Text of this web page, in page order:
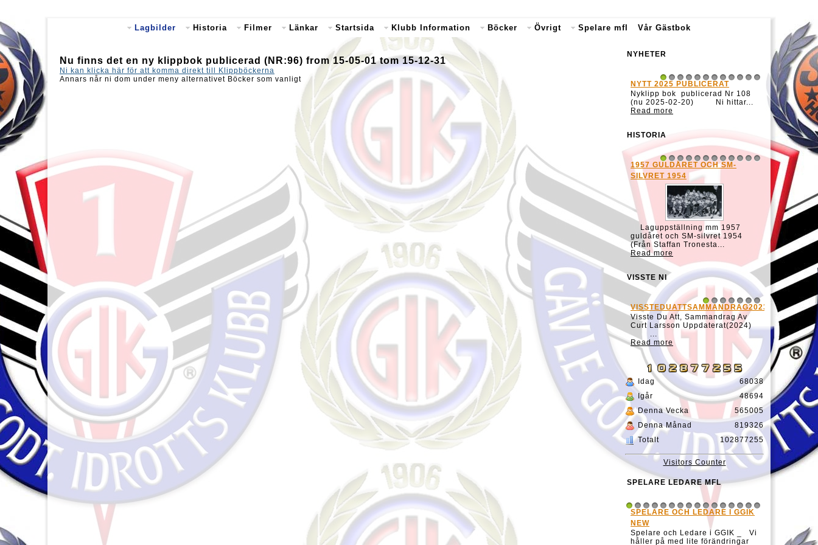
Lagbilder Historia Filmer Länkar Startsida Klubb Information Böcker Övrigt Spelare mfl Vår Gästbok
Nu finns det en ny klippbok publicerad (NR:96) from 15-05-01 tom 15-12-31
Ni kan klicka här för att komma direkt till Klippböckerna
Annars når ni dom under meny alternativet Böcker som vanligt
NYHETER
1 2 3 4 5 6 7 8 9
NYTT 2025 PUBLICERAT
Nyklipp bok publicerad Nr 108
(nu 2025-02-20) Ni hittar...
Read more
HISTORIA
1 2 3 4 5 6 7 8 9
1957 GULDÅRET OCH SM-
SILVRET 1954
Laguppställning mm 1957
guldåret och SM-silvret 1954
(Från Staffan Tronesta...
Read more
VISSTE NI
1 2 3 4 5 6 7
VISSTEDUATTSAMMANDRAG20231127
Visste Du Att, Sammandrag Av
Curt Larsson Uppdaterat(2024)
...
Read more
Idag
Igår
Denna Vecka
Denna Månad
Totalt
68038
48694
565005
819326
102877255
Visitors Counter
SPELARE LEDARE MFL
2 3 4 5 6 7 8 9 10111213141516
SPELARE OCH LEDARE I GGIK
NEW
Spelare och Ledare i GGIK _ Vi
håller på med lite förändringar